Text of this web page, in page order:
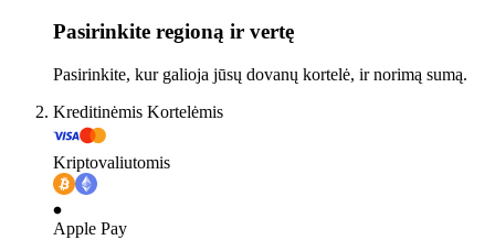
Pasirinkite regioną ir vertę
Pasirinkite, kur galioja jūsų dovanų kortelė, ir norimą sumą.
Kreditinėmis Kortelėmis
Kriptovaliutomis
Apple Pay